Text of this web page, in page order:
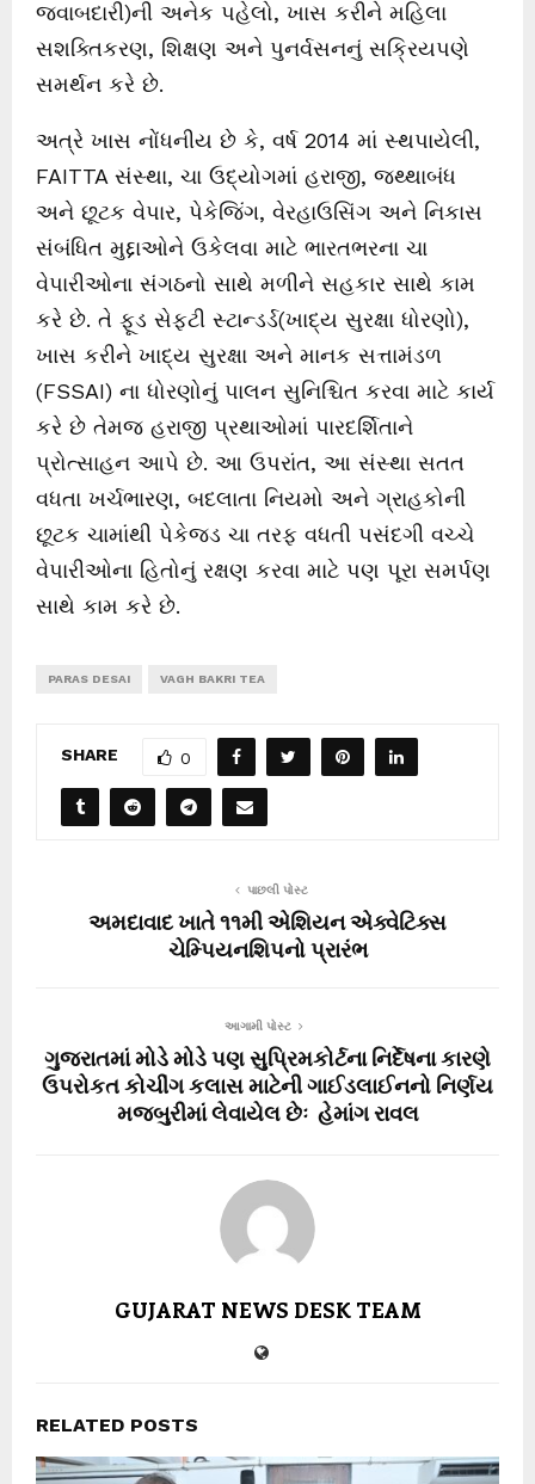
જવાબદારી)ની અનેક પહેલો, ખાસ કરીને મહિલા
સશક્તિકરણ, શિક્ષણ અને પુનર્વસનનું સક્રિયપણે
સમર્થન કરે છે.
અત્રે ખાસ નોંધનીય છે કે, વર્ષ 2014 માં સ્થપાયેલી,
FAITTA સંસ્થા, ચા ઉદ્યોગમાં હરાજી, જથ્થાબંધ
અને છૂટક વેપાર, પેકેજિંગ, વેરહાઉસિંગ અને નિકાસ
સંબંધિત મુદ્દાઓને ઉકેલવા માટે ભારતભરના ચા
વેપારીઓના સંગઠનો સાથે મળીને સહકાર સાથે કામ
કરે છે. તે ફૂડ સેફ્ટી સ્ટાન્ડર્ડ(ખાદ્ય સુરક્ષા ધોરણો),
ખાસ કરીને ખાદ્ય સુરક્ષા અને માનક સત્તામંડળ
(FSSAI) ના ધોરણોનું પાલન સુનિશ્ચિત કરવા માટે કાર્ય
કરે છે તેમજ હરાજી પ્રથાઓમાં પારદર્શિતાને
પ્રોત્સાહન આપે છે. આ ઉપરાંત, આ સંસ્થા સતત
વધતા ખર્ચભારણ, બદલાતા નિયમો અને ગ્રાહકોની
છૂટક ચામાંથી પેકેજ્ડ ચા તરફ વધતી પસંદગી વચ્ચે
વેપારીઓના હિતોનું રક્ષણ કરવા માટે પણ પૂરા સમર્પણ
સાથે કામ કરે છે.
PARAS DESAI VAGH BAKRI TEA
SHARE 0
પાછલી પોસ્ટ
અમદાવાદ ખાતે ૧૧મી એશિયન એક્વેટિક્સ
ચેમ્પિયનશિપનો પ્રારંભ
આગામી પોસ્ટ
ગુજરાતમાં મોડે મોડે પણ સુપ્રિમકોર્ટના નિર્દેષના કારણે
ઉપરોકત કોચીંગ કલાસ માટેની ગાઈડલાઈનનો નિર્ણય
મજબુરીમાં લેવાયેલ છેઃ હેમાંગ રાવલ
GUJARAT NEWS DESK TEAM
RELATED POSTS